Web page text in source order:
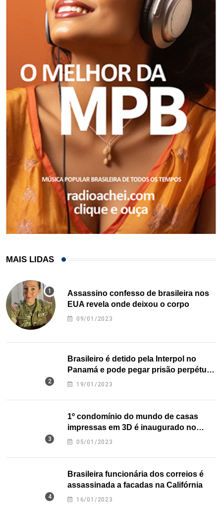
MAIS LIDAS
Assassino confesso de brasileira nos
EUA revela onde deixou o corpo
09/01/2023
Brasileiro é detido pela Interpol no
Panamá e pode pegar prisão perpétua
nos EUA
19/01/2023
1º condomínio do mundo de casas
impressas em 3D é inaugurado no
Texas
05/01/2023
Brasileira funcionária dos correios é
assassinada a facadas na Califórnia
16/01/2023